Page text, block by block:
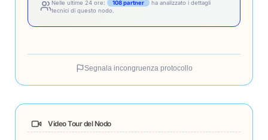
Nelle ultime 24 ore: 108 partner
ha analizzato i dettagli
tecnici di questo nodo.
Segnala incongruenza protocollo
Video Tour del Nodo